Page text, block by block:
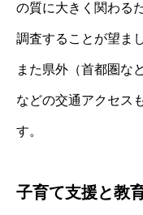
の質に大きく関わる
調査することが望ま
また県外（首都圏な
などの交通アクセス
す。
子育て支援と教